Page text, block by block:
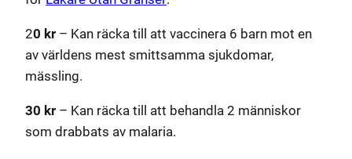
20 kr – Kan räcka till att vaccinera 6 barn mot en
av världens mest smittsamma sjukdomar,
mässling.
30 kr – Kan räcka till att behandla 2 människor
som drabbats av malaria.